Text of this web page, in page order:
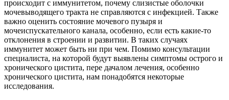
происходит с иммунитетом, почему слизистые оболочки
мочевыводящего тракта не справляются с инфекцией. Также
важно оценить состояние мочевого пузыря и
мочеиспускательного канала, особенно, если есть какие-то
отклонения в строении и развитии. В таких случаях
иммунитет может быть ни при чем. Помимо консультации
специалиста, на которой будут выявлены симптомы острого и
хронического цистита, пере дачалом лечения, особенно
хронического цистита, нам понадобятся некоторые
исследования.